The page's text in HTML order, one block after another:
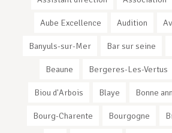
Aube Excellence Audition
Banyuls-sur-Mer Bar sur seine
Beaune Bergeres-Les-Vertus
Biou d'Arbois Blaye Bonne
Bourg-Charente Bourgogne